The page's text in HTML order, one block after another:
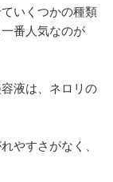
いくつかの種類
番人気なのが
液は、ネロリの
やすさがなく、